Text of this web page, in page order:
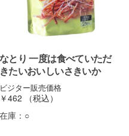
なとり 一度は食べていただ
きたいおいしいさきいか
ビジター販売価格
￥462
（税込）
在庫： ○